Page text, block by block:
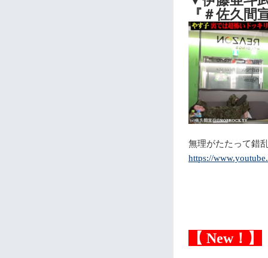
『＃佐久
無理がたたって錯
https://
【 New！】